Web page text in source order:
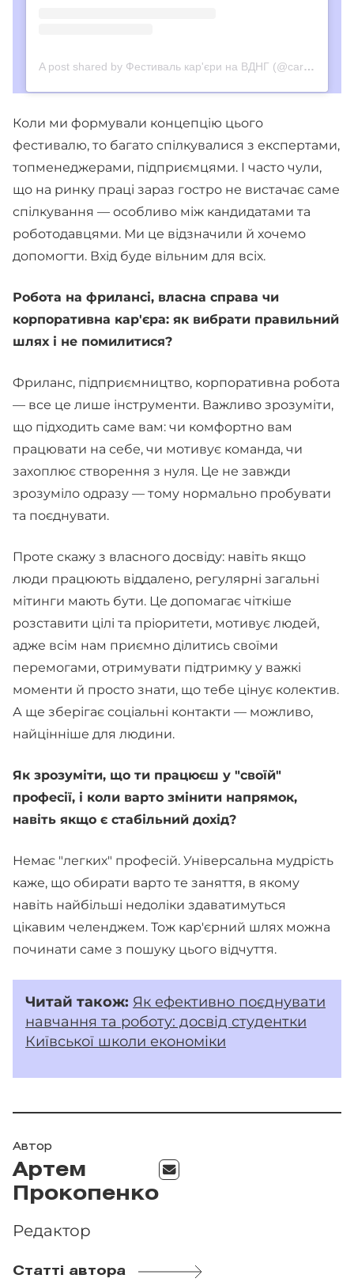
A post shared by Фестиваль кар'єри на ВДНГ (@careervdng)
Коли ми формували концепцію цього
фестивалю, то багато спілкувалися з експертами,
топменеджерами, підприємцями. І часто чули,
що на ринку праці зараз гостро не вистачає саме
спілкування — особливо між кандидатами та
роботодавцями. Ми це відзначили й хочемо
допомогти. Вхід буде вільним для всіх.
Робота на фрилансі, власна справа чи
корпоративна кар'єра: як вибрати правильний
шлях і не помилитися?
Фриланс, підприємництво, корпоративна робота
— все це лише інструменти. Важливо зрозуміти,
що підходить саме вам: чи комфортно вам
працювати на себе, чи мотивує команда, чи
захоплює створення з нуля. Це не завжди
зрозуміло одразу — тому нормально пробувати
та поєднувати.
Проте скажу з власного досвіду: навіть якщо
люди працюють віддалено, регулярні загальні
мітинги мають бути. Це допомагає чіткіше
розставити цілі та пріоритети, мотивує людей,
адже всім нам приємно ділитись своїми
перемогами, отримувати підтримку у важкі
моменти й просто знати, що тебе цінує колектив.
А ще зберігає соціальні контакти — можливо,
найцінніше для людини.
Як зрозуміти, що ти працюєш у "своїй"
професії, і коли варто змінити напрямок,
навіть якщо є стабільний дохід?
Немає "легких" професій. Універсальна мудрість
каже, що обирати варто те заняття, в якому
навіть найбільші недоліки здаватимуться
цікавим челенджем. Тож кар'єрний шлях можна
починати саме з пошуку цього відчуття.
Читай також: Як ефективно поєднувати
навчання та роботу: досвід студентки
Київської школи економіки
Автор
Артем
Прокопенко
Редактор
Статті автора